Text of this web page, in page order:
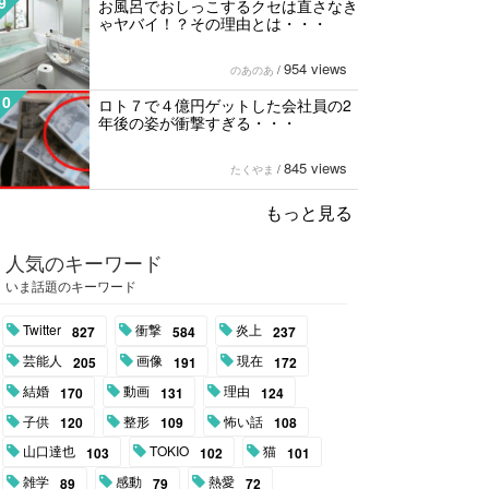
お風呂でおしっこするクセは直さなき
ゃヤバイ！？その理由とは・・・
のあのあ / 954 views
ロト７で４億円ゲットした会社員の2
年後の姿が衝撃すぎる・・・
たくやま / 845 views
もっと見る
人気のキーワード
いま話題のキーワード
Twitter 827 衝撃 584 炎上 237
芸能人 205 画像 191 現在 172
結婚 170 動画 131 理由 124
子供 120 整形 109 怖い話 108
山口達也 103 TOKIO 102 猫 101
雑学 89 感動 79 熱愛 72